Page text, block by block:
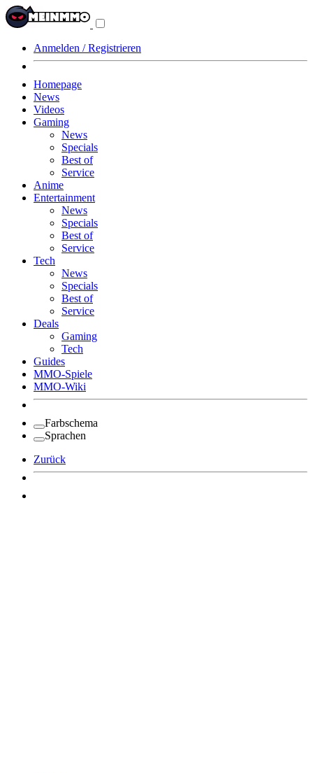
Anmelden / Registrieren
Homepage
News
Videos
Gaming
News
Specials
Best of
Service
Anime
Entertainment
News
Specials
Best of
Service
Tech
News
Specials
Best of
Service
Deals
Gaming
Tech
Guides
MMO-Spiele
MMO-Wiki
Farbschema
Sprachen
Zurück